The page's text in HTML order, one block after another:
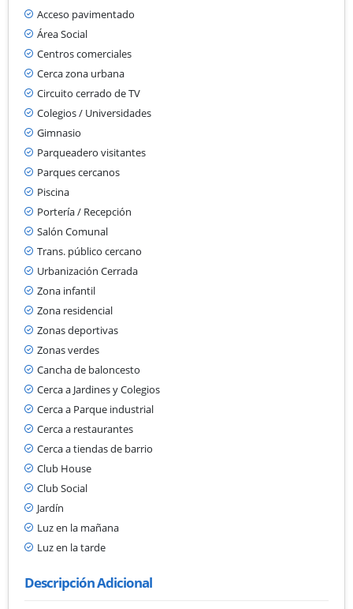
Acceso pavimentado
Área Social
Centros comerciales
Cerca zona urbana
Circuito cerrado de TV
Colegios / Universidades
Gimnasio
Parqueadero visitantes
Parques cercanos
Piscina
Portería / Recepción
Salón Comunal
Trans. público cercano
Urbanización Cerrada
Zona infantil
Zona residencial
Zonas deportivas
Zonas verdes
Cancha de baloncesto
Cerca a Jardines y Colegios
Cerca a Parque industrial
Cerca a restaurantes
Cerca a tiendas de barrio
Club House
Club Social
Jardín
Luz en la mañana
Luz en la tarde
Descripción Adicional